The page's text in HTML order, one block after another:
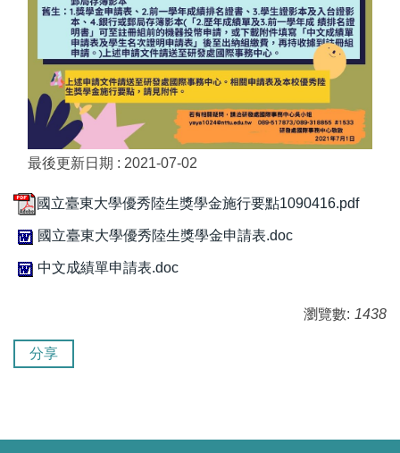
最後更新日期 : 2021-07-02
國立臺東大學優秀陸生獎學金施行要點1090416.pdf
國立臺東大學優秀陸生獎學金申請表.doc
中文成績單申請表.doc
瀏覽數: 1438
分享